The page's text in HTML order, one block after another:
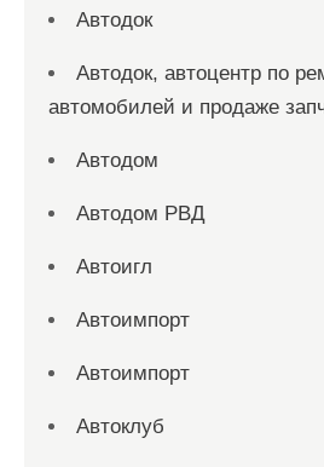
Автодок
Автодок, автоцентр по
автомобилей и продаже
Автодом
Автодом РВД
Автоигл
Автоимпорт
Автоимпорт
Автоклуб